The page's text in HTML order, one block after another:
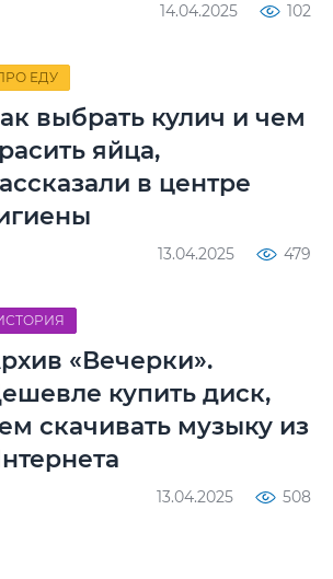
14.04.2025 102
ЕДУ
выбрать кулич и чем
яйца,
в центре
13.04.2025 479
«Вечерки».
купить диск,
скачивать музыку из
13.04.2025 508